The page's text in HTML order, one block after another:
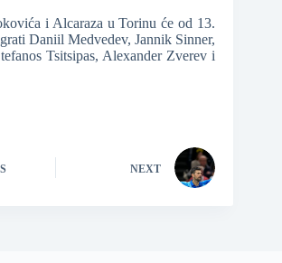
i Alcaraza u Torinu će od 13.
Daniil Medvedev, Jannik Sinner,
Tsitsipas, Alexander Zverev i
NEXT